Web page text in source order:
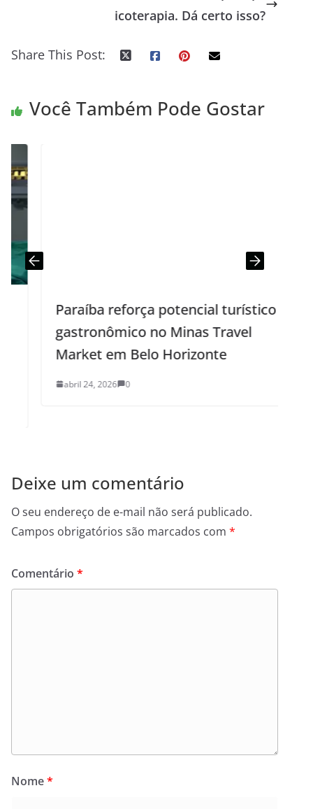
icoterapia. Dá certo isso?
Share This Post:
Você Também Pode Gostar
Paraíba reforça potencial turístico e
gastronômico no Minas Travel
Market em Belo Horizonte
abril 24, 2026 0
Deixe um comentário
O seu endereço de e-mail não será publicado.
Campos obrigatórios são marcados com *
Comentário *
Nome*